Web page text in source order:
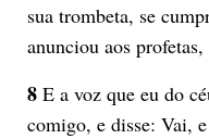
sua trombeta, se
anunciou aos profetas,
8E a voz que eu do
comigo, e disse: Vai,